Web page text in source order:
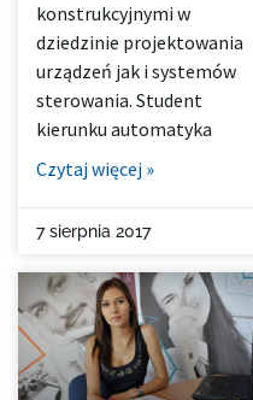
konstrukcyjnymi w
dziedzinie projektowania
urządzeń jak i systemów
sterowania. Student
kierunku automatyka
Czytaj więcej »
7 sierpnia 2017